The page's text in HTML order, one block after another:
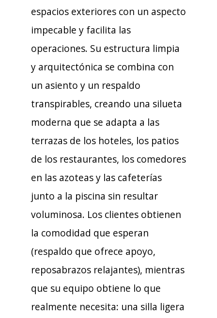
espacios exteriores con un aspecto
impecable y facilita las
operaciones. Su estructura limpia
y arquitectónica se combina con
un asiento y un respaldo
transpirables, creando una silueta
moderna que se adapta a las
terrazas de los hoteles, los patios
de los restaurantes, los comedores
en las azoteas y las cafeterías
junto a la piscina sin resultar
voluminosa. Los clientes obtienen
la comodidad que esperan
(respaldo que ofrece apoyo,
reposabrazos relajantes), mientras
que su equipo obtiene lo que
realmente necesita: una silla ligera